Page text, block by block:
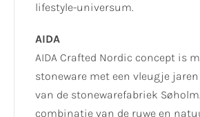
lifestyle-universum.
AIDA
AIDA Crafted Nordic concept is
stoneware met een vleugje
van de stonewarefabriek
combinatie van de ruwe en